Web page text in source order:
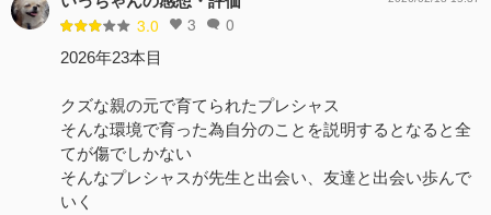
3.0 3 0
2026年23本目
クズな親の元で育てられたプレシャス
そんな環境で育った為自分のことを説明するとなると全
てが傷でしかない
そんなプレシャスが先生と出会い、友達と出会い歩んで
いく